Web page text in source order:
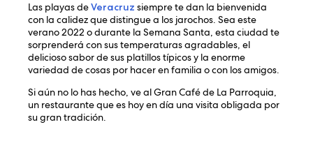
Las playas deVeracruz siempre te dan la bienvenida
con la calidez que distingue a los jarochos. Sea este
verano 2022 o durante la Semana Santa, esta ciudad te
sorprenderá con sus temperaturas agradables, el
delicioso sabor de sus platillos típicos y la enorme
variedad de cosas por hacer en familia o con los amigos.
Si aún no lo has hecho, ve al Gran Café de La Parroquia,
un restaurante que es hoy en día una visita obligada por
su gran tradición.